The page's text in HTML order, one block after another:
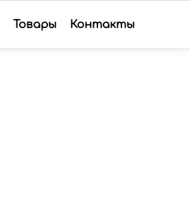
Товары Контакты